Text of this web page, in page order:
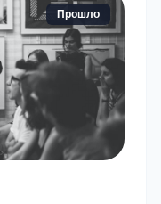
Прошло